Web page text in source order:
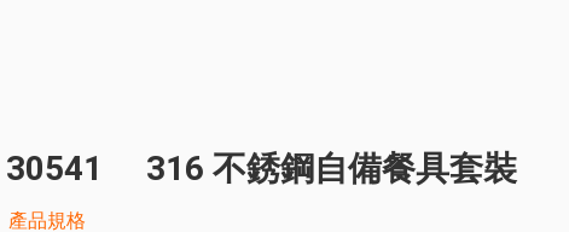
30541 316 不銹鋼自備餐具套裝
產品規格